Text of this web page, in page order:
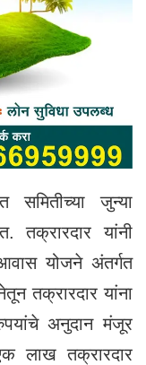
जुन्या
तक्रारदार यांनी
आवास योजने अंतर्गत
तक्रारदार यांना
अनुदान मंजूर
लाख तक्रारदार